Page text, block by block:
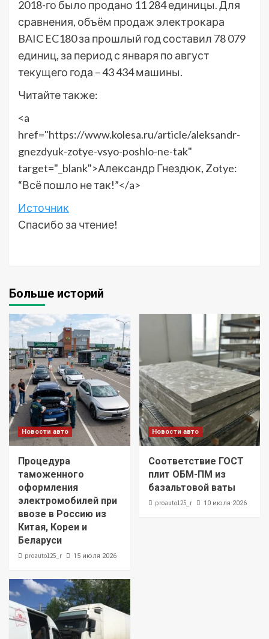
2018-го было продано 11 284 единицы. Для
сравнения, объём продаж электрокара
BAIC EC180 за прошлый год составил 78 079
единиц, за период с января по август
текущего года – 43 434 машины.
Читайте также:
<a
href="https://www.kolesa.ru/article/aleksandr-
gnezdyuk-zotye-vsyo-poshlo-ne-tak"
target="_blank">Александр Гнездюк, Zotye:
“Всё пошло не так!”</a>
Источник
Спасибо за чтение!
Больше историй
Новости авто
Процедура
таможенного
оформления
электромобилей при
ввозе в Россию из
Китая, Кореи и
Беларуси
proauto125_r 15 июля 2026
Новости авто
Соответствие ГОСТ
плит ОБМ-ПМ из
базальтовой ваты
proauto125_r 10 июля 2026